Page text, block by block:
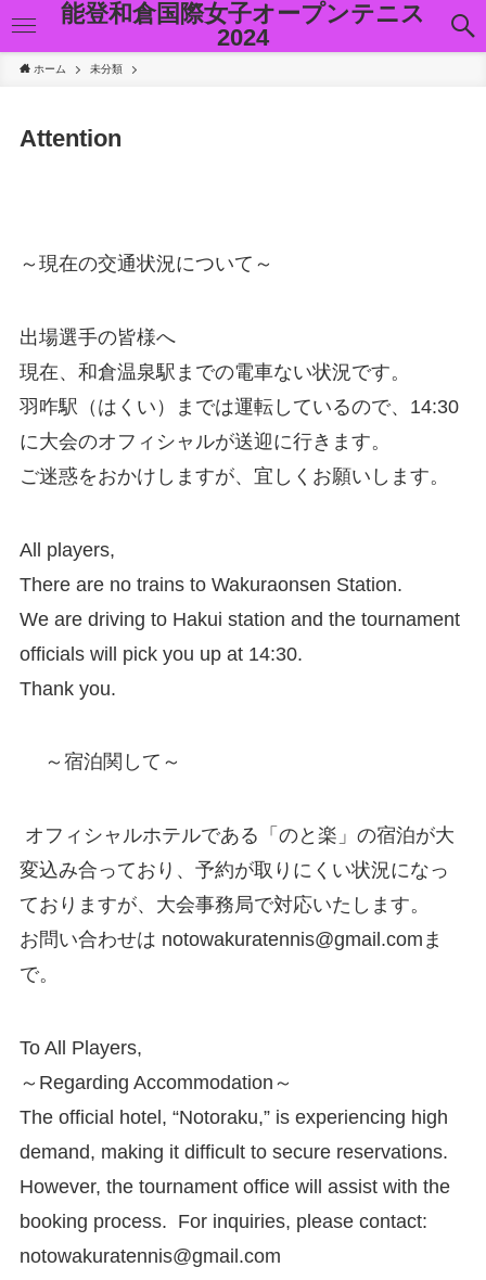
能登和倉国際女子オープンテニス
2024
ホーム 未分類
Attention
～現在の交通状況について～
出場選手の皆様へ
現在、和倉温泉駅までの電車ない状況です。
羽咋駅（はくい）までは運転しているので、14:30
に大会のオフィシャルが送迎に行きます。
ご迷惑をおかけしますが、宜しくお願いします。
All players,
There are no trains to Wakuraonsen Station.
We are driving to Hakui station and the tournament
officials will pick you up at 14:30.
Thank you.
～宿泊関して～
オフィシャルホテルである「のと楽」の宿泊が大
変込み合っており、予約が取りにくい状況になっ
ておりますが、大会事務局で対応いたします。
お問い合わせは notowakuratennis@gmail.comま
で。
To All Players,
～Regarding Accommodation～
The official hotel, “Notoraku,” is experiencing high
demand, making it difficult to secure reservations.
However, the tournament office will assist with the
booking process. For inquiries, please contact:
notowakuratennis@gmail.com